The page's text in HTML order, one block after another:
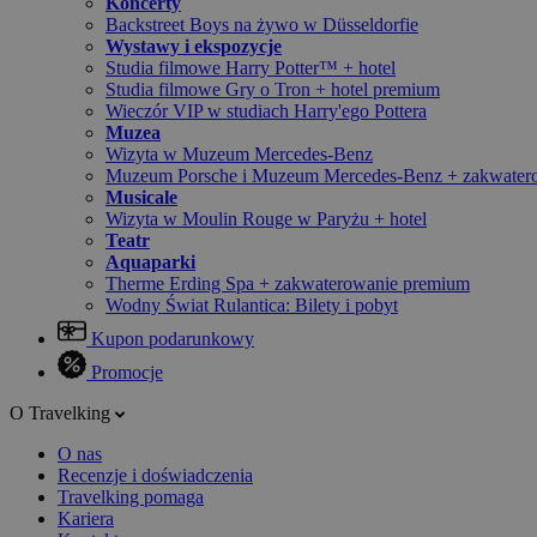
Backstreet Boys na żywo w Düsseldorfie
Wystawy i ekspozycje
Studia filmowe Harry Potter™ + hotel
Studia filmowe Gry o Tron + hotel premium
Wieczór VIP w studiach Harry'ego Pottera
Muzea
Wizyta w Muzeum Mercedes-Benz
Muzeum Porsche i Muzeum Mercedes-Benz +
Musicale
Wizyta w Moulin Rouge w Paryżu + hotel
Teatr
Aquaparki
Therme Erding Spa + zakwaterowanie premium
Wodny Świat Rulantica: Bilety i pobyt
Kupon podarunkowy
Promocje
O Travelking
O nas
Recenzje i doświadczenia
Travelking pomaga
Kariera